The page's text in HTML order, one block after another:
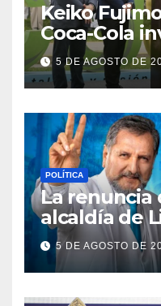
Keiko
Coca-Cola
millones en
5 DE AGOSTO DE
POLÍTICA
La renuncia
alcaldía de
camino libre
Aliaga
5 DE AGOSTO DE